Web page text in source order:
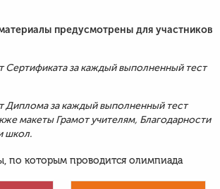
предусмотрены для участников
Сертификата за каждый выполненный тест
Диплома за каждый выполненный тест
макеты Грамот учителям, Благодарности
школ.
по которым проводится олимпиада